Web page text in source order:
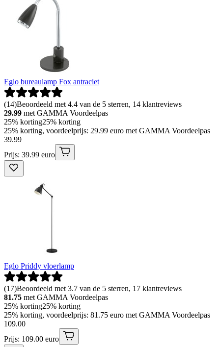
Eglo bureaulamp Fox antraciet
(14)Beoordeeld met 4.4 van de 5 sterren, 14 klantreviews
29.99 met GAMMA Voordeelpas
25% korting25% korting
25% korting, voordeelprijs: 29.99 euro met GAMMA Voordeelpas
39.99
Prijs: 39.99 euro
Eglo Priddy vloerlamp
(17)Beoordeeld met 3.7 van de 5 sterren, 17 klantreviews
81.75 met GAMMA Voordeelpas
25% korting25% korting
25% korting, voordeelprijs: 81.75 euro met GAMMA Voordeelpas
109.00
Prijs: 109.00 euro